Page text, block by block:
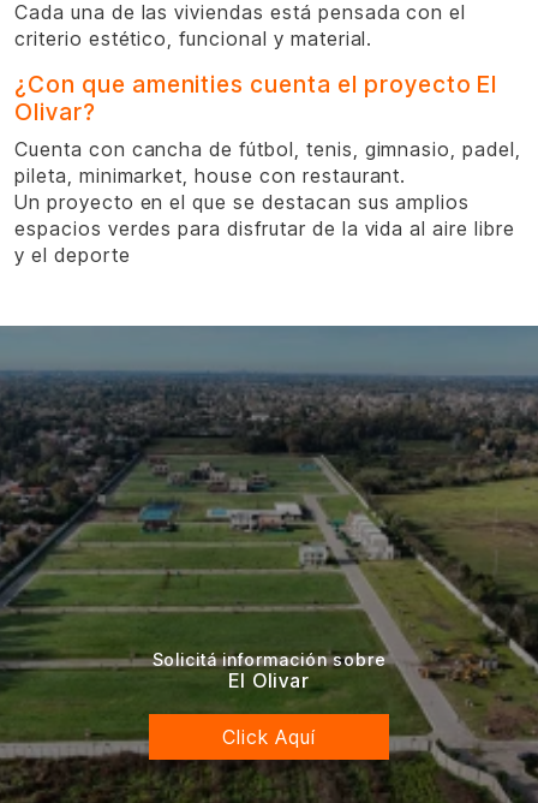
Cada una de las viviendas está pensada con el
criterio estético, funcional y material.
¿Con que amenities cuenta el proyecto El
Olivar?
Cuenta con cancha de fútbol, tenis, gimnasio, padel,
pileta, minimarket, house con restaurant.
Un proyecto en el que se destacan sus amplios
espacios verdes para disfrutar de la vida al aire libre
y el deporte
Solicitá información sobre
El Olivar
Click Aquí